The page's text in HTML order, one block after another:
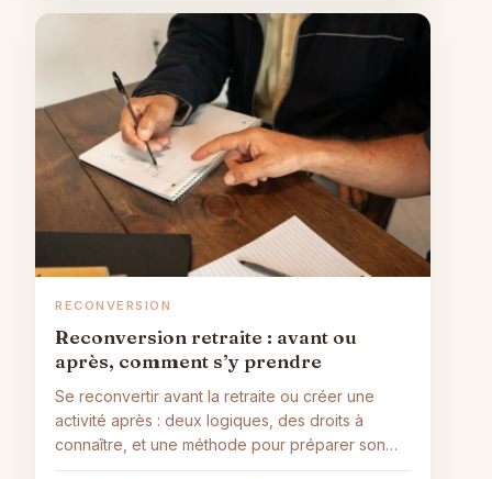
RECONVERSION
Reconversion retraite : avant ou
après, comment s’y prendre
Se reconvertir avant la retraite ou créer une
activité après : deux logiques, des droits à
connaître, et une méthode pour préparer son
projet.